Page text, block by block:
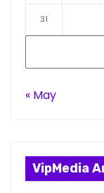
31
« May
VipMedia